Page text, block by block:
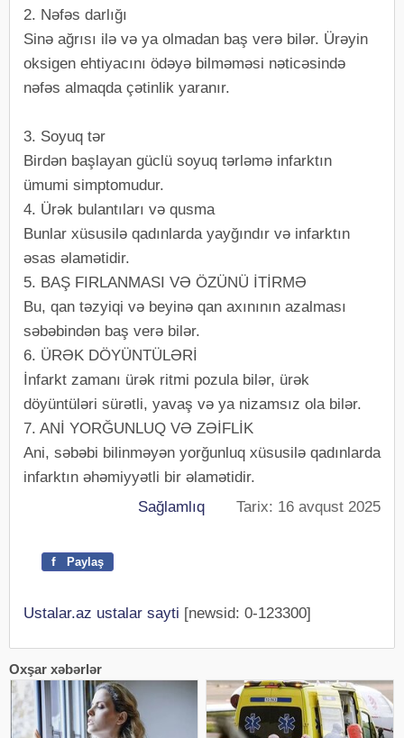
2. Nəfəs darlığı
Sinə ağrısı ilə və ya olmadan baş verə bilər. Ürəyin
oksigen ehtiyacını ödəyə bilməməsi nəticəsində
nəfəs almaqda çətinlik yaranır.
3. Soyuq tər
Birdən başlayan güclü soyuq tərləmə infarktın
ümumi simptomudur.
4. Ürək bulantıları və qusma
Bunlar xüsusilə qadınlarda yayğındır və infarktın
əsas əlamətidir.
5. BAŞ FIRLANMASI VƏ ÖZÜNÜ İTİRMƏ
Bu, qan təzyiqi və beyinə qan axınının azalması
səbəbindən baş verə bilər.
6. ÜRƏK DÖYÜNTÜLƏRİ
İnfarkt zamanı ürək ritmi pozula bilər, ürək
döyüntüləri sürətli, yavaş və ya nizamsız ola bilər.
7. ANİ YORĞUNLUQ VƏ ZƏİFLİK
Ani, səbəbi bilinməyən yorğunluq xüsusilə qadınlarda
infarktın əhəmiyyətli bir əlamətidir.
Sağlamlıq Tarix: 16 avqust 2025
f Paylaş
Ustalar.az ustalar sayti [newsid: 0-123300]
Oxşar xəbərlər